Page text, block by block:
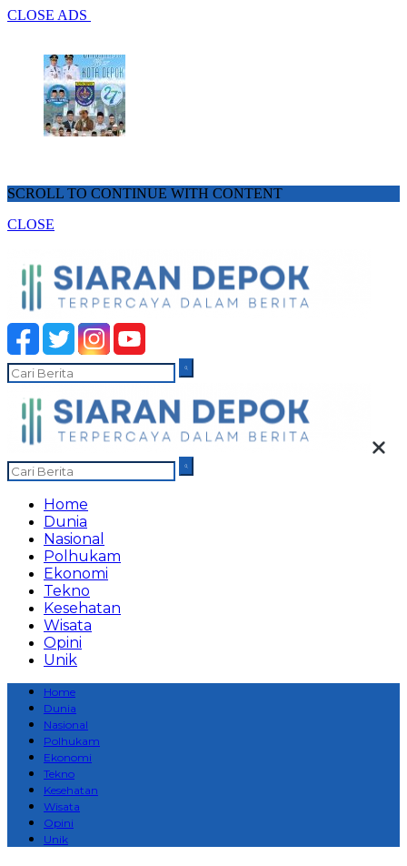
CLOSE ADS
SCROLL TO CONTINUE WITH CONTENT
CLOSE
Home
Dunia
Nasional
Polhukam
Ekonomi
Tekno
Kesehatan
Wisata
Opini
Unik
Home
Dunia
Nasional
Polhukam
Ekonomi
Tekno
Kesehatan
Wisata
Opini
Unik